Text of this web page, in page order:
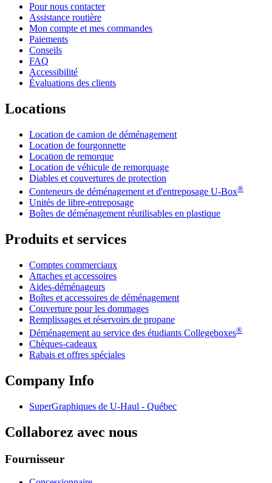
Pour nous contacter
Assistance routière
Mon compte et mes commandes
Paiements
Conseils
FAQ
Accessibilité
Évaluations des clients
Locations
Location de camion de déménagement
Location de fourgonnette
Location de remorque
Location de véhicule de remorquage
Diables et couvertures de protection
Conteneurs de déménagement et d'entreposage U-Box®
Unités de libre-entreposage
Boîtes de déménagement réutilisables en plastique
Produits et services
Comptes commerciaux
Attaches et accessoires
Aides-déménageurs
Boîtes et accessoires de déménagement
Couverture pour les dommages
Remplissages et réservoirs de propane
Déménagement au service des étudiants Collegeboxes®
Chèques-cadeaux
Rabais et offres spéciales
Company Info
SuperGraphiques de U-Haul - Québec
Collaborez avec nous
Fournisseur